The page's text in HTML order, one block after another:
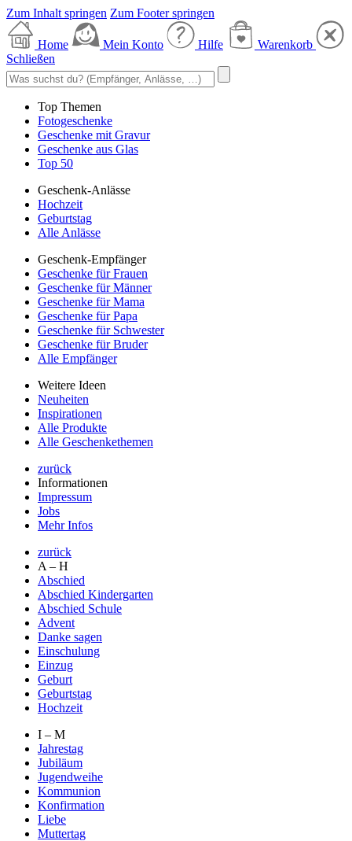
Zum Inhalt springen Zum Footer springen
Home Mein Konto Hilfe
Warenkorb
Schließen
Top Themen
Fotogeschenke
Geschenke mit Gravur
Geschenke aus Glas
Top 50
Geschenk-Anlässe
Hochzeit
Geburtstag
Alle Anlässe
Geschenk-Empfänger
Geschenke für Frauen
Geschenke für Männer
Geschenke für Mama
Geschenke für Papa
Geschenke für Schwester
Geschenke für Bruder
Alle Empfänger
Weitere Ideen
Neuheiten
Inspirationen
Alle Produkte
Alle Geschenkethemen
zurück
Informationen
Impressum
Jobs
Mehr Infos
zurück
A – H
Abschied
Abschied Kindergarten
Abschied Schule
Advent
Danke sagen
Einschulung
Einzug
Geburt
Geburtstag
Hochzeit
I – M
Jahrestag
Jubiläum
Jugendweihe
Kommunion
Konfirmation
Liebe
Muttertag